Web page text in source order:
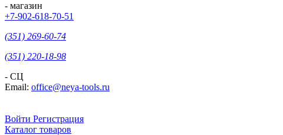
- магазин
+7-902-618-70-51
(351) 269-60-74
(351) 220-18-98
- СЦ
Email: office@neya-tools.ru
Войти Регистрация
Каталог товаров